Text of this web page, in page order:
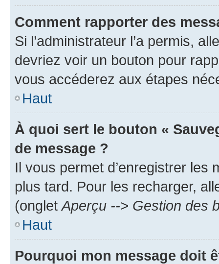
Comment rapporter des
Si l’administrateur l’a permis,
devriez voir un bouton pour
vous accéderez aux étapes
Haut
À quoi sert le bouton «
de message ?
Il vous permet d’enregistrer
plus tard. Pour les recharger,
(onglet Aperçu --> Gestion des
Haut
Pourquoi mon message doit